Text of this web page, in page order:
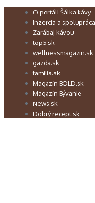
Preskočiť O portáli Šálka kávy
Inzercia a spolupráca
Zarábaj kávou
top5.sk
wellnessmagazin.sk
gazda.sk
familia.sk
Magazín BOLD.sk
Magazín Bývanie
News.sk
Dobrý recept.sk